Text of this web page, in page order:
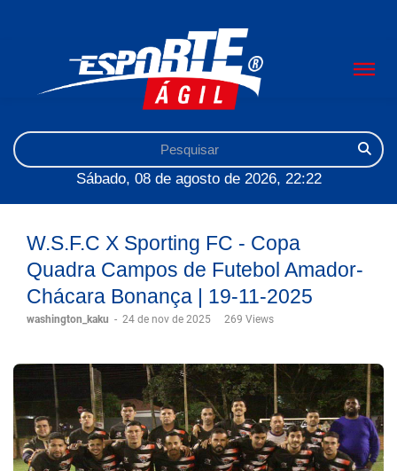
Sábado, 08 de agosto de 2026, 22:22
W.S.F.C X Sporting FC - Copa
Quadra Campos de Futebol Amador-
Chácara Bonança | 19-11-2025
washington_kaku - 24 de nov de 2025 269 Views